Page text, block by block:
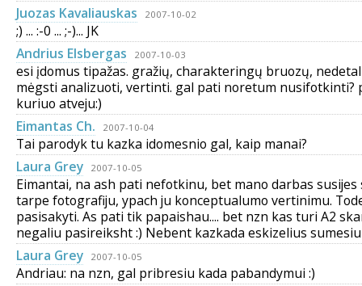
Juozas Kavaliauskas
2007-10-02
;) ... :-0 ... ;-)... JK
Andrius Elsbergas
2007-10-03
esi įdomus tipažas. gražių, charakteringų bruozų,
mėgsti analizuoti, vertinti. gal pati noretum nusifotkinti?
kuriuo atveju:)
Eimantas Ch.
2007-10-04
Tai parodyk tu kazka idomesnio gal, kaip manai?
Laura Grey
2007-10-05
Eimantai, na ash pati nefotkinu, bet mano darbas susijes
tarpe fotografiju, ypach ju konceptualumo vertinimu.
pasisakyti. As pati tik papaishau.... bet nzn kas turi A2
negaliu pasireiksht :) Nebent kazkada eskizelius sumesiu
Laura Grey
2007-10-05
Andriau: na nzn, gal pribresiu kada pabandymui :)